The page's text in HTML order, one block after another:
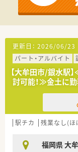
更新日： 2026/06/23
パート・アルバイト
【大牟田市/銀水駅
討可能！≫金土に
駅チカ 残業なし(ほ
福岡県 大